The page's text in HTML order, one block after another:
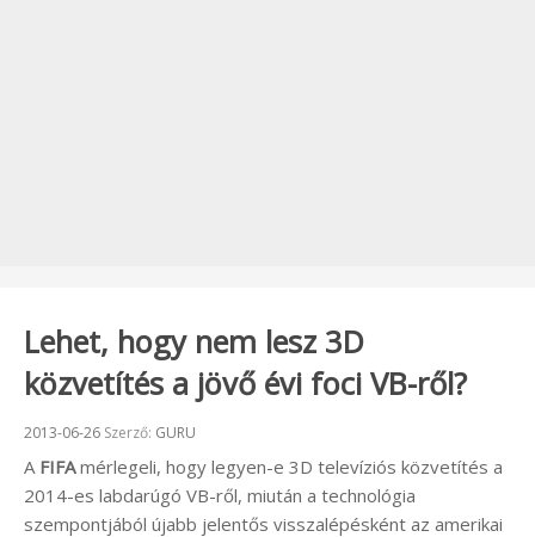
Lehet, hogy nem lesz 3D
közvetítés a jövő évi foci VB-ről?
Beküldve:
2013-06-26 Szerző: GURU
A FIFAmérlegeli, hogy legyen-e 3D televíziós közvetítés a
2014-es labdarúgó VB-ről, miután a technológia
szempontjából újabb jelentős visszalépésként az amerikai